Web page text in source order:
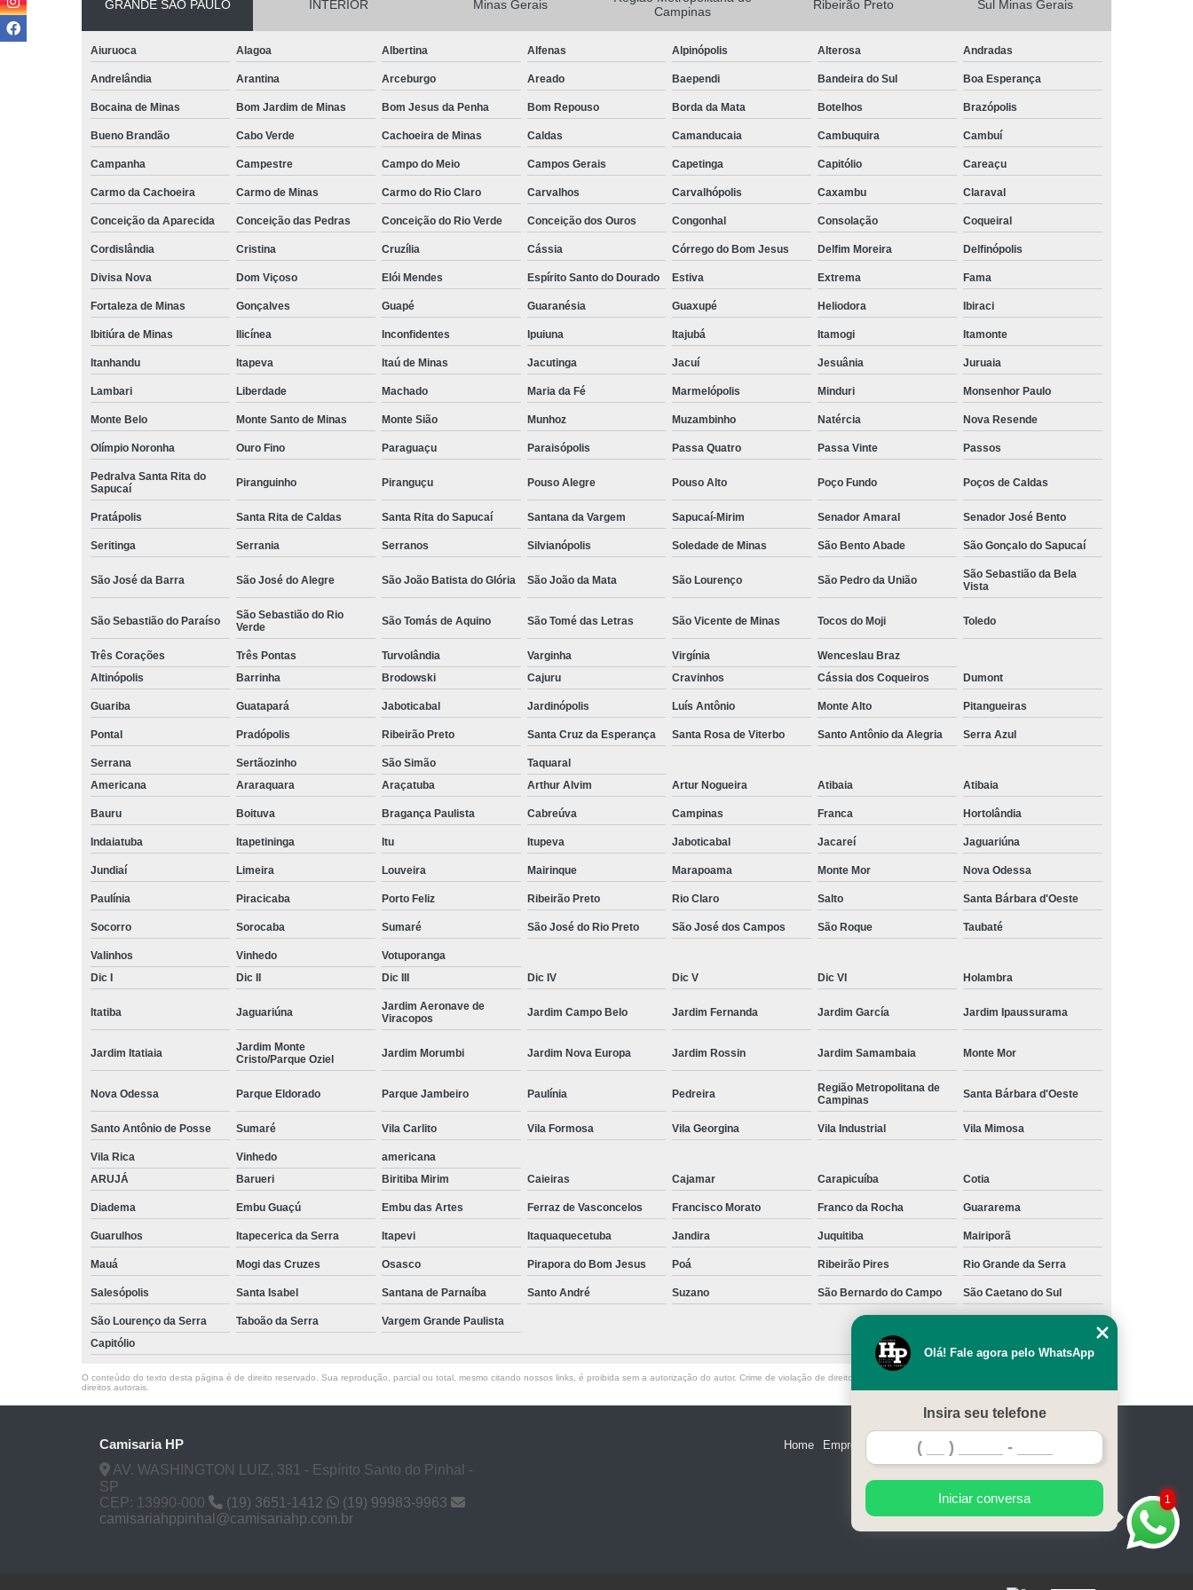
Camisa Social de Manga Longa
Camisa Social Manga Longa
Camisa Social Manga Longa Masculina
Camisa Social Manga Longa Preta
Camisa Social Masculina Manga Longa Lisa
Camisa Social Masculina Preta Manga Longa
Camisa Social Preta Manga Longa
Camisa a Rigor Social Masculina
Camisa Masculina Social
Camisa Social Branca Masculina
Camisa Social Estampada Masculina
Camisa Social Jeans Masculina
Camisa Social Masculina
Camisa Social Masculina a Rigor
Camisa Social Masculina Preta
Camisa Social Preta Masculina
Camisa Manga Longa Social Masculina Preço
Camisa Masculina Social Preço
Camisa Social Branca Masculina Preço
Camisa Social Estampada Masculina Preço
Camisa Social Jeans Masculina Preço
Camisa Social Masculina Estampada Preço
Camisa Social Masculina Manga Curta Preço
Camisa Social Masculina Manga Longa Preço
Camisa Social Masculina Preço
Camisa Social Masculina Preta Preço
Camisa Social Masculina Slim Preço
Camisa Social Preta Masculina Preço
Fábrica Camisa Masculina Social
Fábrica Camisa Social
Fábrica de Camisa Social
Fábrica de Camisa Social de Homem
Fábrica de Camisa Social Masculina
Fábrica de Camisa Social para Homem
Loja de Fábrica Camisa Social
Loja com Moda Masculina
Loja de Moda Masculina
Loja de Moda Masculina Online
Loja Executivo Moda Masculina
Loja Moda Masculina
Loja Moda Masculina Executivo
Loja Moda Masculina Online
Loja Moda Masculina Social
Loja Virtual Moda Masculina
Moda Masculina Loja
Moda Atual Masculina
Moda Básica Masculina
Moda Casual Masculina
Moda Jeans Masculina
Moda Masculina
Moda Masculina Camisa
Moda Masculina Camisa Social
Moda Masculina Esporte Fino
Moda Masculina Inverno
Moda Masculina Social
Moda Plus Size Masculina
Moda Social Masculina
Roupas Elegantes Masculinas
Roupas Estilosas Masculinas
Roupas Masculinas
Roupas Masculinas da Moda
Roupas Masculinas Esporte Fino
Roupas Masculinas Estilosas
Roupas Masculinas na Moda
Roupas Masculinas Plus Size
Roupas Masculinas Social Roupas Sociais Masculinas
GRANDE SÃO PAULO INTERIOR Minas Gerais
Campinas
Ribeirão Preto Sul Minas Gerais
Aiuruoca Alagoa Albertina Alfenas Alpinópolis Alterosa Andradas
Andrelândia Arantina Arceburgo Areado Baependi Bandeira do Sul Boa Esperança
Bocaina de Minas Bom Jardim de Minas Bom Jesus da Penha Bom Repouso Borda da Mata Botelhos Brazópolis
Bueno Brandão Cabo Verde Cachoeira de Minas Caldas Camanducaia Cambuquira Cambuí
Campanha Campestre Campo do Meio Campos Gerais Capetinga Capitólio Careaçu
Carmo da Cachoeira Carmo de Minas Carmo do Rio Claro Carvalhos Carvalhópolis Caxambu Claraval
Conceição da Aparecida Conceição das Pedras Conceição do Rio Verde Conceição dos Ouros Congonhal Consolação Coqueiral
Cordislândia Cristina Cruzília Cássia Córrego do Bom Jesus Delfim Moreira Delfinópolis
Divisa Nova Dom Viçoso Elói Mendes Espírito Santo do Dourado Estiva Extrema Fama
Fortaleza de Minas Gonçalves Guapé Guaranésia Guaxupé Heliodora Ibiraci
Ibitiúra de Minas Ilicínea Inconfidentes Ipuiuna Itajubá Itamogi Itamonte
Itanhandu Itapeva Itaú de Minas Jacutinga Jacuí Jesuânia Juruaia
Lambari Liberdade Machado Maria da Fé Marmelópolis Minduri Monsenhor Paulo
Monte Belo Monte Santo de Minas Monte Sião Munhoz Muzambinho Natércia Nova Resende
Olímpio Noronha Ouro Fino Paraguaçu Paraisópolis Passa Quatro Passa Vinte Passos
Pedralva Santa Rita do
Sapucaí
Piranguinho Piranguçu Pouso Alegre Pouso Alto Poço Fundo Poços de Caldas
Pratápolis Santa Rita de Caldas Santa Rita do Sapucaí Santana da Vargem Sapucaí-Mirim Senador Amaral Senador José Bento
Seritinga Serrania Serranos Silvianópolis Soledade de Minas São Bento Abade São Gonçalo do Sapucaí
São José da Barra São José do Alegre São João Batista do Glória São João da Mata São Lourenço São Pedro da União
São Sebastião da Bela
Vista
São Sebastião do Paraíso
São Sebastião do Rio
Verde
São Tomás de Aquino São Tomé das Letras São Vicente de Minas Tocos do Moji Toledo
Três Corações Três Pontas Turvolândia Varginha Virgínia
Wenceslau Braz
Altinópolis
Barrinha Brodowski Cajuru Cravinhos Cássia dos Coqueiros Dumont
Guariba Guatapará Jaboticabal Jardinópolis Luís Antônio Monte Alto Pitangueiras
Pontal Pradópolis Ribeirão Preto Santa Cruz da Esperança Santa Rosa de Viterbo Santo Antônio da Alegria Serra Azul
Serrana Sertãozinho São Simão
Taquaral
Americana
Araraquara Araçatuba Arthur Alvim Artur Nogueira Atibaia Atibaia
Bauru Boituva Bragança Paulista Cabreúva Campinas Franca Hortolândia
Indaiatuba Itapetininga Itu Itupeva Jaboticabal Jacareí Jaguariúna
Jundiaí Limeira Louveira Mairinque Marapoama Monte Mor Nova Odessa
Paulínia Piracicaba Porto Feliz Ribeirão Preto Rio Claro Salto Santa Bárbara d'Oeste
Socorro Sorocaba Sumaré São José do Rio Preto São José dos Campos São Roque Taubaté
Valinhos Vinhedo
Votuporanga
Dic I
Dic II Dic III Dic IV Dic V Dic VI Holambra
Itatiba Jaguariúna
Jardim Aeronave de
Viracopos
Jardim Campo Belo Jardim Fernanda Jardim García Jardim Ipaussurama
Jardim Itatiaia
Jardim Monte
Cristo/Parque Oziel
Jardim Morumbi Jardim Nova Europa Jardim Rossin Jardim Samambaia Monte Mor
Nova Odessa Parque Eldorado Parque Jambeiro Paulínia Pedreira
Região Metropolitana de
Campinas
Santa Bárbara d'Oeste
Santo Antônio de Posse Sumaré Vila Carlito Vila Formosa Vila Georgina Vila Industrial Vila Mimosa
Vila Rica Vinhedo
americana
ARUJÁ
Barueri Biritiba Mirim Caieiras Cajamar Carapicuíba Cotia
Diadema Embu Guaçú Embu das Artes Ferraz de Vasconcelos Francisco Morato Franco da Rocha Guararema
Guarulhos Itapecerica da Serra Itapevi Itaquaquecetuba Jandira Juquitiba Mairiporã
Mauá Mogi das Cruzes Osasco Pirapora do Bom Jesus Poá Ribeirão Pires Rio Grande da Serra
Salesópolis Santa Isabel Santana de Parnaíba Santo André Suzano São Bernardo do Campo São Caetano do Sul
São Lourenço da Serra Taboão da Serra
Vargem Grande Paulista
Capitólio
O conteúdo do texto desta página é de direito reservado. Sua reprodução, parcial ou total, mesmo citando nossos links, é proibida sem a autorização do autor. Crime de violação de direito autoral – artigo 184 do Código Penal –
direitos autorais
Camisaria HP
AV. WASHINGTON LUIZ, 381 - Espírito Santo do Pinhal -
SP
CEP: 13990-000
(19) 3651-1412
(19) 99983-9963
camisariahppinhal@camisariahp.com.br
Home Empresa Serviços Contato
1
Olá! Fale agora pelo WhatsApp
Insira seu telefone
Iniciar conversa